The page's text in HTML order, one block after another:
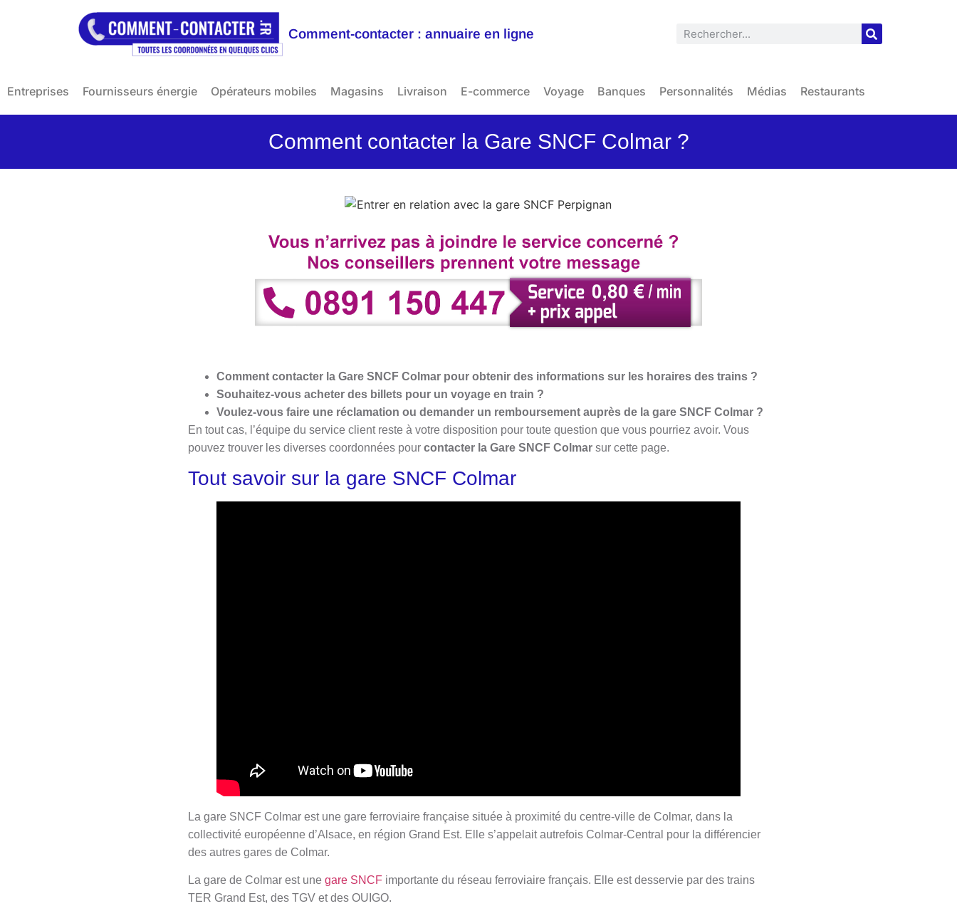
Comment-contacter : annuaire en ligne
Entreprises Fournisseurs énergie Opérateurs mobiles Magasins Livraison E-commerce Voyage Banques Personnalités Médias Restaurants
Comment contacter la Gare SNCF Colmar ?
Comment contacter la Gare SNCF Colmar pour obtenir des informations sur les horaires des trains ?
Souhaitez-vous acheter des billets pour un voyage en train ?
Voulez-vous faire une réclamation ou demander un remboursement auprès de la gare SNCF Colmar ?
En tout cas, l’équipe du service client reste à votre disposition pour toute question que vous pourriez avoir. Vous
pouvez trouver les diverses coordonnées pour contacter la Gare SNCF Colmar sur cette page.
Tout savoir sur la gare SNCF Colmar
La gare SNCF Colmar est une gare ferroviaire française située à proximité du centre-ville de Colmar, dans la
collectivité européenne d’Alsace, en région Grand Est. Elle s’appelait autrefois Colmar-Central pour la différencier
des autres gares de Colmar.
La gare de Colmar est une gare SNCF importante du réseau ferroviaire français. Elle est desservie par des trains
TER Grand Est, des TGV et des OUIGO.